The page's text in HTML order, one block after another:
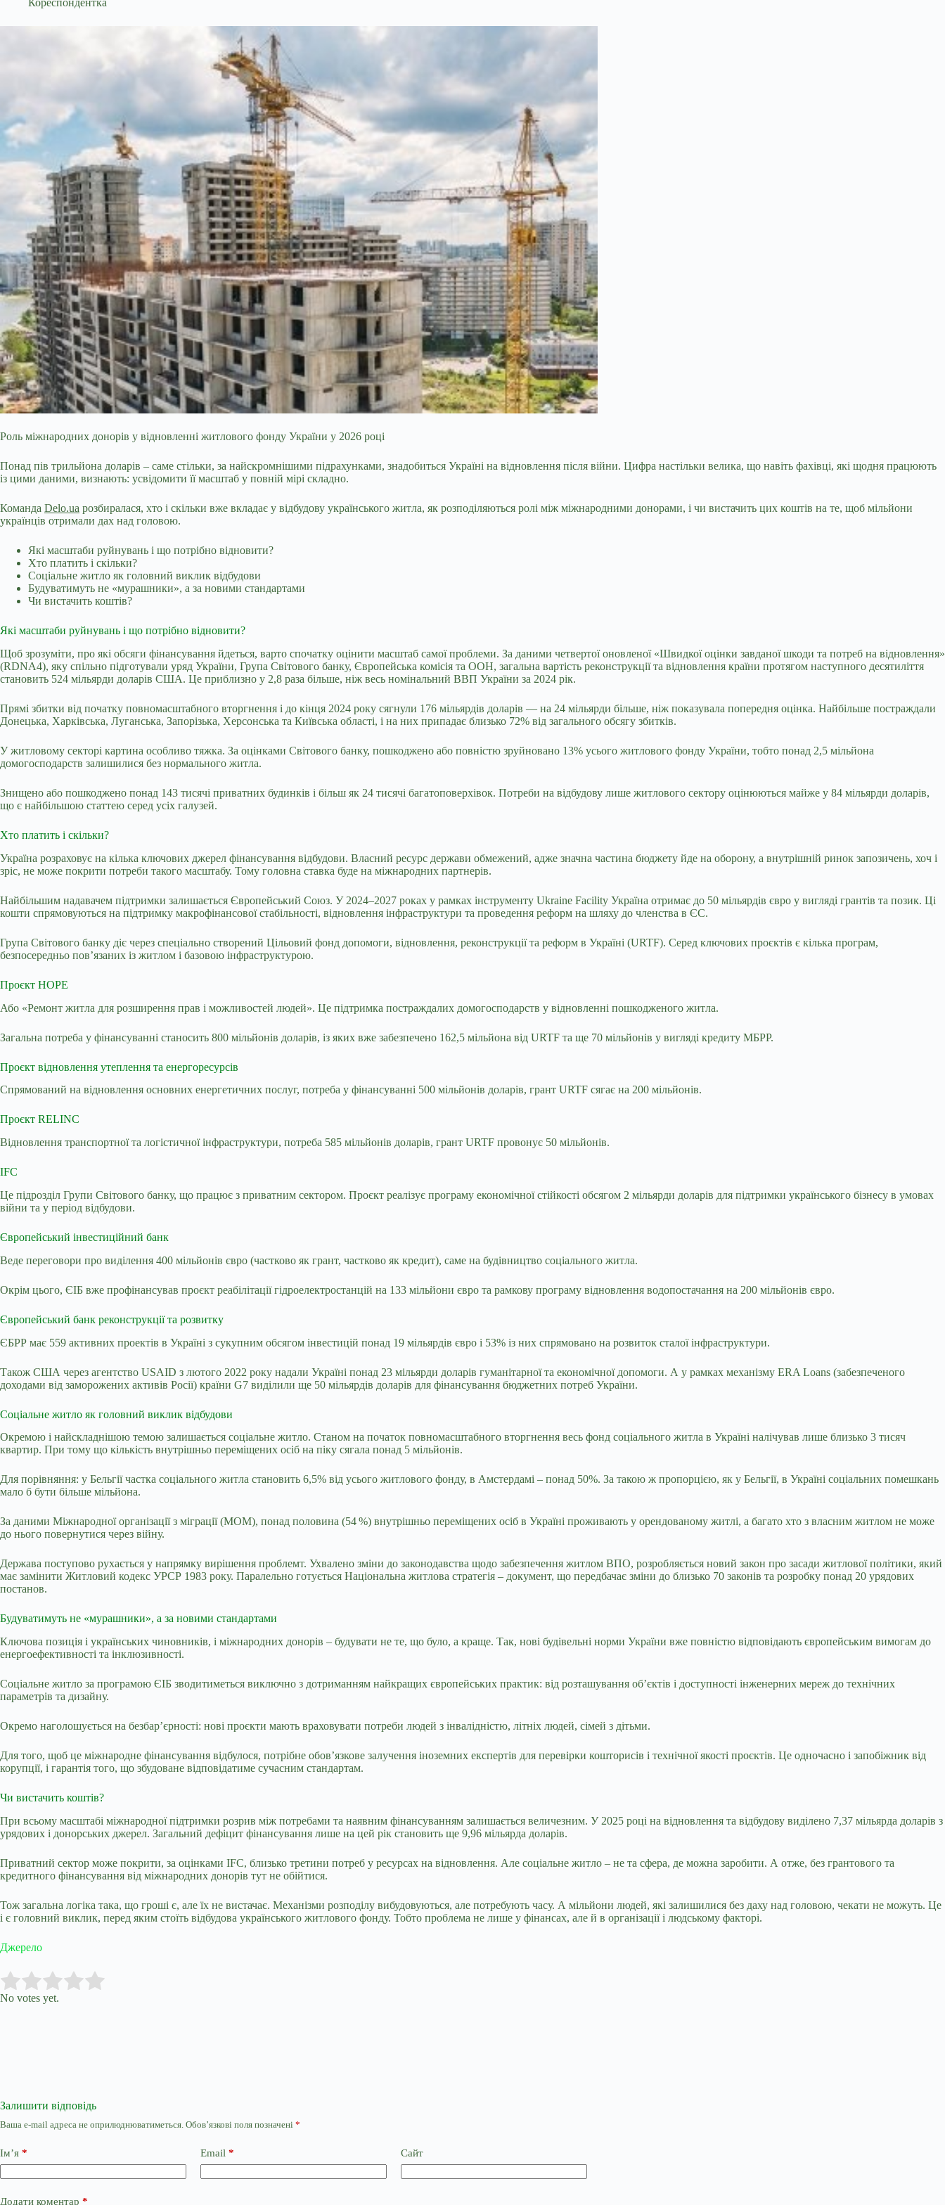
Кореспондентка
Роль міжнародних донорів у відновленні житлового фонду України у 2026 році
Понад пів трильйона доларів – саме стільки, за найскромнішими підрахунками, знадобиться Україні на відновлення після війни. Цифра настільки велика, що навіть фахівці, які щодня працюють
із цими даними, визнають: усвідомити її масштаб у повній мірі складно.
Команда Delo.ua розбиралася, хто і скільки вже вкладає у відбудову українського житла, як розподіляються ролі між міжнародними донорами, і чи вистачить цих коштів на те, щоб мільйони
українців отримали дах над головою.
Які масштаби руйнувань і що потрібно відновити?
Хто платить і скільки?
Соціальне житло як головний виклик відбудови
Будуватимуть не «мурашники», а за новими стандартами
Чи вистачить коштів?
Які масштаби руйнувань і що потрібно відновити?
Щоб зрозуміти, про які обсяги фінансування йдеться, варто спочатку оцінити масштаб самої проблеми. За даними четвертої оновленої «Швидкої оцінки завданої шкоди та потреб на відновлення»
(RDNA4), яку спільно підготували уряд України, Група Світового банку, Європейська комісія та ООН, загальна вартість реконструкції та відновлення країни протягом наступного десятиліття
становить 524 мільярди доларів США. Це приблизно у 2,8 раза більше, ніж весь номінальний ВВП України за 2024 рік.
Прямі збитки від початку повномасштабного вторгнення і до кінця 2024 року сягнули 176 мільярдів доларів — на 24 мільярди більше, ніж показувала попередня оцінка. Найбільше постраждали
Донецька, Харківська, Луганська, Запорізька, Херсонська та Київська області, і на них припадає близько 72% від загального обсягу збитків.
У житловому секторі картина особливо тяжка. За оцінками Світового банку, пошкоджено або повністю зруйновано 13% усього житлового фонду України, тобто понад 2,5 мільйона
домогосподарств залишилися без нормального житла.
Знищено або пошкоджено понад 143 тисячі приватних будинків і більш як 24 тисячі багатоповерхівок. Потреби на відбудову лише житлового сектору оцінюються майже у 84 мільярди доларів,
що є найбільшою статтею серед усіх галузей.
Хто платить і скільки?
Україна розраховує на кілька ключових джерел фінансування відбудови. Власний ресурс держави обмежений, адже значна частина бюджету йде на оборону, а внутрішній ринок запозичень, хоч і
зріс, не може покрити потреби такого масштабу. Тому головна ставка буде на міжнародних партнерів.
Найбільшим надавачем підтримки залишається Європейський Союз. У 2024–2027 роках у рамках інструменту Ukraine Facility Україна отримає до 50 мільярдів євро у вигляді грантів та позик. Ці
кошти спрямовуються на підтримку макрофінансової стабільності, відновлення інфраструктури та проведення реформ на шляху до членства в ЄС.
Група Світового банку діє через спеціально створений Цільовий фонд допомоги, відновлення, реконструкції та реформ в Україні (URTF). Серед ключових проєктів є кілька програм,
безпосередньо пов’язаних із житлом і базовою інфраструктурою.
Проєкт HOPE
Або «Ремонт житла для розширення прав і можливостей людей». Це підтримка постраждалих домогосподарств у відновленні пошкодженого житла.
Загальна потреба у фінансуванні станосить 800 мільйонів доларів, із яких вже забезпечено 162,5 мільйона від URTF та ще 70 мільйонів у вигляді кредиту МБРР.
Проєкт відновлення утеплення та енергоресурсів
Спрямований на відновлення основних енергетичних послуг, потреба у фінансуванні 500 мільйонів доларів, грант URTF сягає на 200 мільйонів.
Проєкт RELINC
Відновлення транспортної та логістичної інфраструктури, потреба 585 мільйонів доларів, грант URTF провонує 50 мільйонів.
IFC
Це підрозділ Групи Світового банку, що працює з приватним сектором. Проєкт реалізує програму економічної стійкості обсягом 2 мільярди доларів для підтримки українського бізнесу в умовах
війни та у період відбудови.
Європейський інвестиційний банк
Веде переговори про виділення 400 мільйонів євро (частково як грант, частково як кредит), саме на будівництво соціального житла.
Окрім цього, ЄІБ вже профінансував проєкт реабілітації гідроелектростанцій на 133 мільйони євро та рамкову програму відновлення водопостачання на 200 мільйонів євро.
Європейський банк реконструкції та розвитку
ЄБРР має 559 активних проектів в Україні з сукупним обсягом інвестицій понад 19 мільярдів євро і 53% із них спрямовано на розвиток сталої інфраструктури.
Також США через агентство USAID з лютого 2022 року надали Україні понад 23 мільярди доларів гуманітарної та економічної допомоги. А у рамках механізму ERA Loans (забезпеченого
доходами від заморожених активів Росії) країни G7 виділили ще 50 мільярдів доларів для фінансування бюджетних потреб України.
Соціальне житло як головний виклик відбудови
Окремою і найскладнішою темою залишається соціальне житло. Станом на початок повномасштабного вторгнення весь фонд соціального житла в Україні налічував лише близько 3 тисяч
квартир. При тому що кількість внутрішньо переміщених осіб на піку сягала понад 5 мільйонів.
Для порівняння: у Бельгії частка соціального житла становить 6,5% від усього житлового фонду, в Амстердамі – понад 50%. За такою ж пропорцією, як у Бельгії, в Україні соціальних помешкань
мало б бути більше мільйона.
За даними Міжнародної організації з міграції (МОМ), понад половина (54 %) внутрішньо переміщених осіб в Україні проживають у орендованому житлі, а багато хто з власним житлом не може
до нього повернутися через війну.
Держава поступово рухається у напрямку вирішення проблемт. Ухвалено зміни до законодавства щодо забезпечення житлом ВПО, розробляється новий закон про засади житлової політики, який
має замінити Житловий кодекс УРСР 1983 року. Паралельно готується Національна житлова стратегія – документ, що передбачає зміни до близько 70 законів та розробку понад 20 урядових
постанов.
Будуватимуть не «мурашники», а за новими стандартами
Ключова позиція і українських чиновників, і міжнародних донорів – будувати не те, що було, а краще. Так, нові будівельні норми України вже повністю відповідають європейським вимогам до
енергоефективності та інклюзивності.
Соціальне житло за програмою ЄІБ зводитиметься виключно з дотриманням найкращих європейських практик: від розташування об’єктів і доступності інженерних мереж до технічних
параметрів та дизайну.
Окремо наголошується на безбар’єрності: нові проєкти мають враховувати потреби людей з інвалідністю, літніх людей, сімей з дітьми.
Для того, щоб це міжнародне фінансування відбулося, потрібне обов’язкове залучення іноземних експертів для перевірки кошторисів і технічної якості проєктів. Це одночасно і запобіжник від
корупції, і гарантія того, що збудоване відповідатиме сучасним стандартам.
Чи вистачить коштів?
При всьому масштабі міжнародної підтримки розрив між потребами та наявним фінансуванням залишається величезним. У 2025 році на відновлення та відбудову виділено 7,37 мільярда доларів з
урядових і донорських джерел. Загальний дефіцит фінансування лише на цей рік становить ще 9,96 мільярда доларів.
Приватний сектор може покрити, за оцінками IFC, близько третини потреб у ресурсах на відновлення. Але соціальне житло – не та сфера, де можна заробити. А отже, без грантового та
кредитного фінансування від міжнародних донорів тут не обійтися.
Тож загальна логіка така, що гроші є, але їх не вистачає. Механізми розподілу вибудовуються, але потребують часу. А мільйони людей, які залишилися без даху над головою, чекати не можуть. Це
і є головний виклик, перед яким стоїть відбудова українського житлового фонду. Тобто проблема не лише у фінансах, але й в організації і людському факторі.
Джерело
Rate this item:
No votes yet.
Залишити відповідь
Ваша e-mail адреса не оприлюднюватиметься. Обов’язкові поля позначені *
Ім’я * Email * Сайт
Додати коментар *